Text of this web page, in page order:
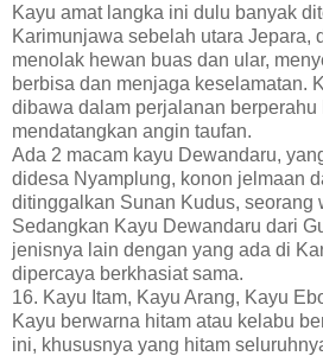
Kayu amat langka ini dulu banyak
Karimunjawa sebelah utara Jepara,
menolak hewan buas dan ular,
berbisa dan menjaga keselamatan.
dibawa dalam perjalanan berperahu
mendatangkan angin taufan.
Ada 2 macam kayu Dewandaru,
didesa Nyamplung, konon jelmaan
ditinggalkan Sunan Kudus, seorang
Sedangkan Kayu Dewandaru dari
jenisnya lain dengan yang ada di
dipercaya berkhasiat sama.
16. Kayu Itam, Kayu Arang, Kayu
Kayu berwarna hitam atau kelabu
ini, khususnya yang hitam